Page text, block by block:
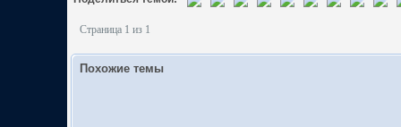
Страница 1 из 1
Похожие темы